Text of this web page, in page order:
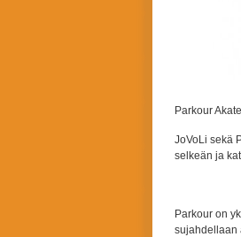
Parkour
JoVoLi sekä
selkeän ja
Parkour on
sujahdellaan